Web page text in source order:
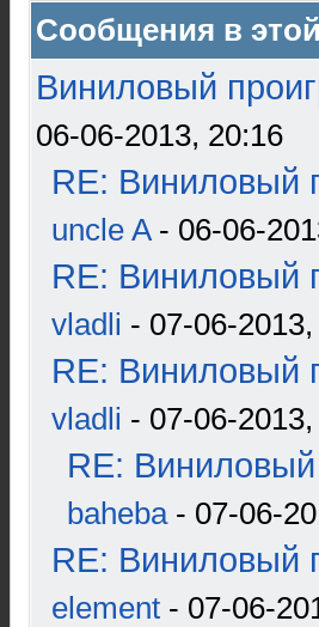
Сообщения в
Виниловый
06-06-2013, 20:16
RE: Виниловый
uncle A- 06-06-
RE: Виниловый
vladli - 07-06-
RE: Виниловый
vladli - 07-06-
RE: Виниловый
baheba- 07-06-
RE: Виниловый
element - 07-06-